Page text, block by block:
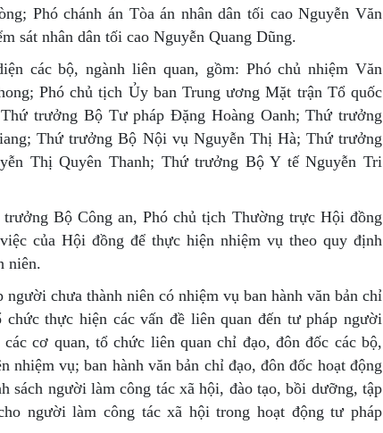
Phó chánh án Tòa án nhân dân tối cao Nguyễn Văn
sát nhân dân tối cao Nguyễn Quang Dũng.
các bộ, ngành liên quan, gồm: Phó chủ nhiệm Văn
Phó chủ tịch Ủy ban Trung ương Mặt trận Tổ quốc
trưởng Bộ Tư pháp Đặng Hoàng Oanh; Thứ trưởng
Thứ trưởng Bộ Nội vụ Nguyễn Thị Hà; Thứ trưởng
Thị Quyên Thanh; Thứ trưởng Bộ Y tế Nguyễn Tri
Bộ Công an, Phó chủ tịch Thường trực Hội đồng
của Hội đồng để thực hiện nhiệm vụ theo quy định
niên.
chưa thành niên có nhiệm vụ ban hành văn bản chỉ
chức thực hiện các vấn đề liên quan đến tư pháp người
cơ quan, tổ chức liên quan chỉ đạo, đôn đốc các bộ,
nhiệm vụ; ban hành văn bản chỉ đạo, đôn đốc hoạt động
sách người làm công tác xã hội, đào tạo, bồi dưỡng, tập
người làm công tác xã hội trong hoạt động tư pháp